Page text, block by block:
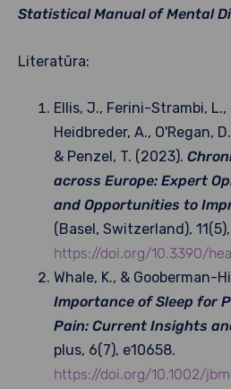
Statistical Manual of Mental
Literatūra:
Ellis, J., Ferini-Strambi,
Heidbreder, A., O'Regan,
& Penzel, T. (2023).
across Europe: Expert
and Opportunities to
(Basel, Switzerland),
https://doi.org/10.3390/
Whale, K., & Gooberman-
Importance of Sleep for
Pain: Current Insights
plus, 6(7), e10658.
https://doi.org/10.1002/